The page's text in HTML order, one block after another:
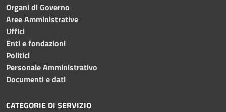
Organi di Governo
Aree Amministrative
Uffici
Enti e fondazioni
Politici
Personale Amministrativo
Documenti e dati
CATEGORIE DI SERVIZIO